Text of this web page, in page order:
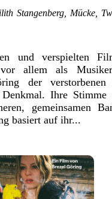
Stangenberg, Mücke,
und verspielten
allem als Musiker
der verstorbenen
Denkmal. Ihre
gemeinsamen
basiert auf ihr...